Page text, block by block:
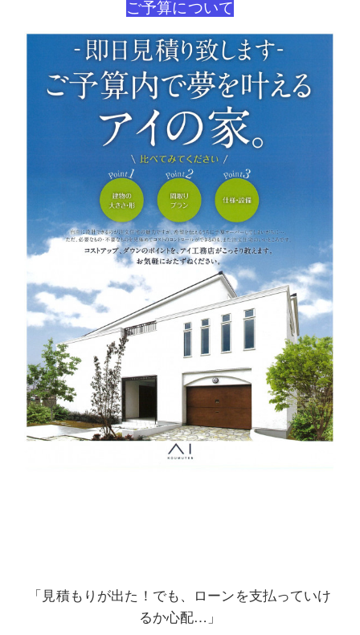
ご予算について
「見積もりが出た！でも、ローンを支払っていけ
るか心配…」